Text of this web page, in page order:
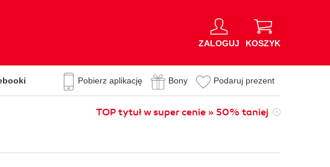
ZALOGUJ KOSZYK
Pobierz aplikację Bony Podaruj prezent
TOP tytuł w super cenie » 50% taniej